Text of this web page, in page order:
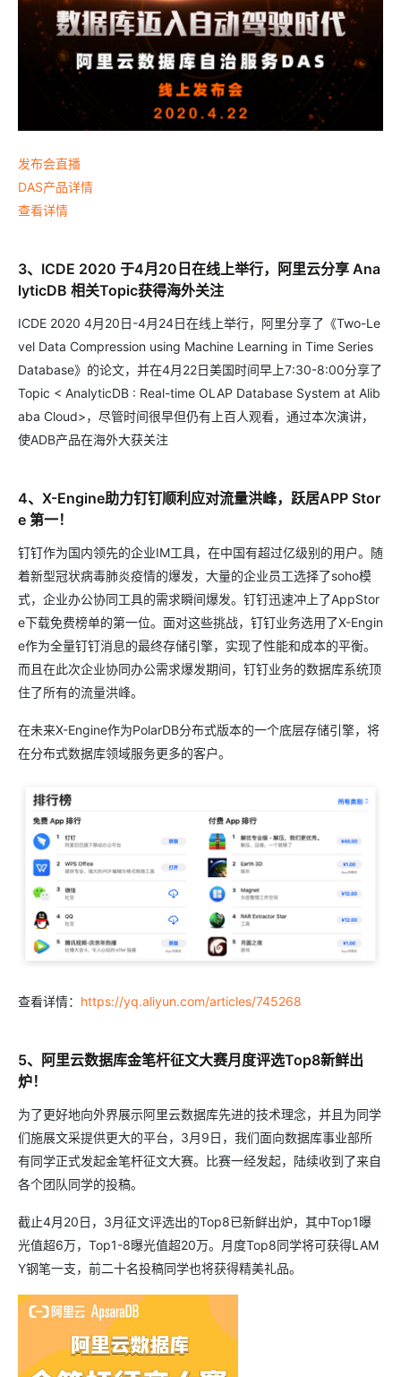
发布会直播
DAS产品详情
查看详情
3、ICDE 2020 于4月20日在线上举行，阿里云分享 Ana
lyticDB 相关Topic获得海外关注
ICDE 2020 4月20日-4月24日在线上举行，阿里分享了《Two-Le
vel Data Compression using Machine Learning in Time Series
Database》的论文，并在4月22日美国时间早上7:30-8:00分享了
Topic < AnalyticDB : Real-time OLAP Database System at Alib
aba Cloud>，尽管时间很早但仍有上百人观看，通过本次演讲，
使ADB产品在海外大获关注
4、X-Engine助力钉钉顺利应对流量洪峰，跃居APP Stor
e 第一！
钉钉作为国内领先的企业IM工具，在中国有超过亿级别的用户。随
着新型冠状病毒肺炎疫情的爆发，大量的企业员工选择了soho模
式，企业办公协同工具的需求瞬间爆发。钉钉迅速冲上了AppStor
e下载免费榜单的第一位。面对这些挑战，钉钉业务选用了X-Engin
e作为全量钉钉消息的最终存储引擎，实现了性能和成本的平衡。
而且在此次企业协同办公需求爆发期间，钉钉业务的数据库系统顶
住了所有的流量洪峰。
在未来X-Engine作为PolarDB分布式版本的一个底层存储引擎，将
在分布式数据库领域服务更多的客户。
查看详情： https://yq.aliyun.com/articles/745268
5、阿里云数据库金笔杆征文大赛月度评选Top8新鲜出
炉！
为了更好地向外界展示阿里云数据库先进的技术理念，并且为同学
们施展文采提供更大的平台，3月9日，我们面向数据库事业部所
有同学正式发起金笔杆征文大赛。比赛一经发起，陆续收到了来自
各个团队同学的投稿。
截止4月20日，3月征文评选出的Top8已新鲜出炉，其中Top1曝
光值超6万，Top1-8曝光值超20万。月度Top8同学将可获得LAM
Y钢笔一支，前二十名投稿同学也将获得精美礼品。